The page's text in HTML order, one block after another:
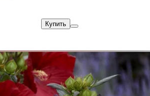
Купить